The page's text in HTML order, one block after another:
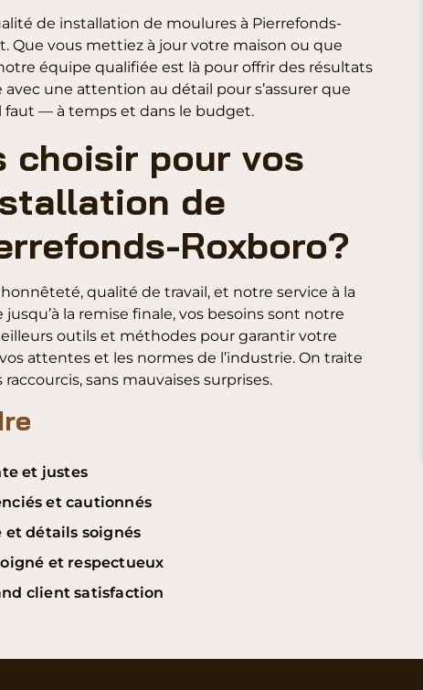
de installation de moulures à Pierrefonds-
Que vous mettiez à jour votre maison ou que
équipe qualifiée est là pour offrir des résultats
une attention au détail pour s’assurer que
faut — à temps et dans le budget.
choisir pour vos
de
Roxboro?
qualité de travail, et notre service à la
la remise finale, vos besoins sont notre
outils et méthodes pour garantir votre
attentes et les normes de l’industrie. On traite
sans mauvaises surprises.
et justes
et cautionnés
détails soignés
et respectueux
client satisfaction